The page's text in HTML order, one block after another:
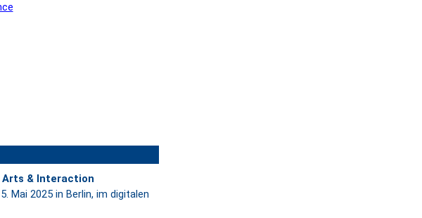
Arts & Interaction
Mai 2025 in Berlin, im digitalen